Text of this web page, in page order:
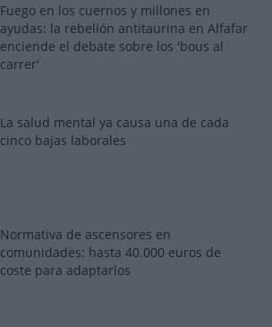
Fuego en los cuernos y millones en
ayudas: la rebelión antitaurina en Alfafar
enciende el debate sobre los 'bous al
carrer'
La salud mental ya causa una de cada
cinco bajas laborales
Normativa de ascensores en
comunidades: hasta 40.000 euros de
coste para adaptarlos